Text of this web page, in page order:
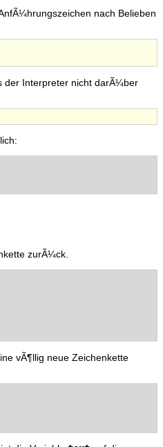
nach Belieben
der Interpreter nicht darÃ¼ber
zurÃ¼ck.
vÃ¶llig neue Zeichenkette